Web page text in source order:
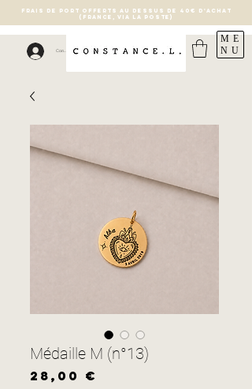
Connexion
FRAIS DE PORT OFFERTS AU DESSUS DE 40€ D'ACHAT
(France, via la poste)
ME
NU
Médaille M (n°13)
28,00 €